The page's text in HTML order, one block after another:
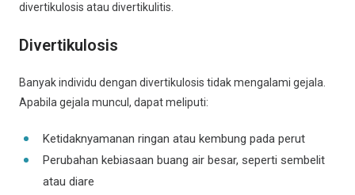
divertikulosis atau divertikulitis.
Divertikulosis
Banyak individu dengan divertikulosis tidak mengalami gejala.
Apabila gejala muncul, dapat meliputi:
Ketidaknyamanan ringan atau kembung pada perut
Perubahan kebiasaan buang air besar, seperti sembelit
atau diare